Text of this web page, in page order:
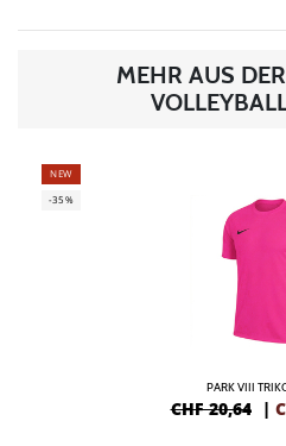
MEHR AUS
NEW
-35%
PARK VIII
CHF 20,64 |